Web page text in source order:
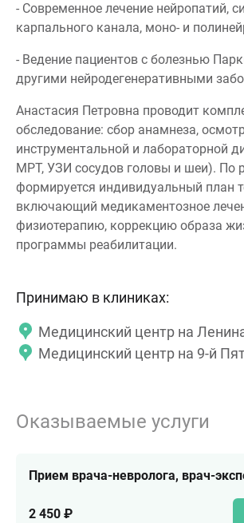
- Современное лечение нейропатий,
карпального канала, моно- и
- Ведение пациентов с болезнью
другими нейродегенеративными
Анастасия Петровна проводит
обследование: сбор анамнеза,
инструментальной и лабораторной
МРТ, УЗИ сосудов головы и шеи). По
формируется индивидуальный план
включающий медикаментозное
физиотерапию, коррекцию образа
программы реабилитации.
Принимаю в клиниках:
Медицинский центр на
Медицинский центр на 9-й
Оказываемые услуги
Прием врача-невролога, врач-
2 450 ₽